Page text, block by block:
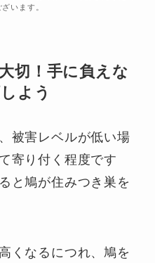
います。
切！手に負えな
よう
被害レベルが低い場
寄り付く程度です
と鳩が住みつき巣を
くなるにつれ、鳩を